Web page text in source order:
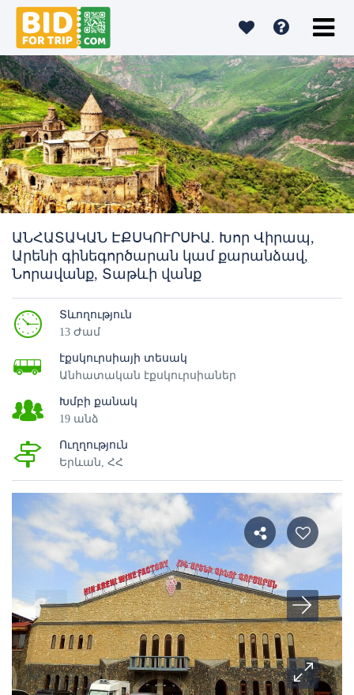
ԱՆՀԱՏԱԿԱՆ ԷՔՍԿՈՒՐՍԻԱ. Խոր Վիրապ,
Արենի գինեգործարան կամ քարանձավ,
Նորավանք, Տաթևի վանք
Տևողություն
13 Ժամ
էքսկուրսիայի տեսակ
Անհատական էքսկուրսիաներ
Խմբի քանակ
19 անձ
Ուղղություն
Երևան, ՀՀ